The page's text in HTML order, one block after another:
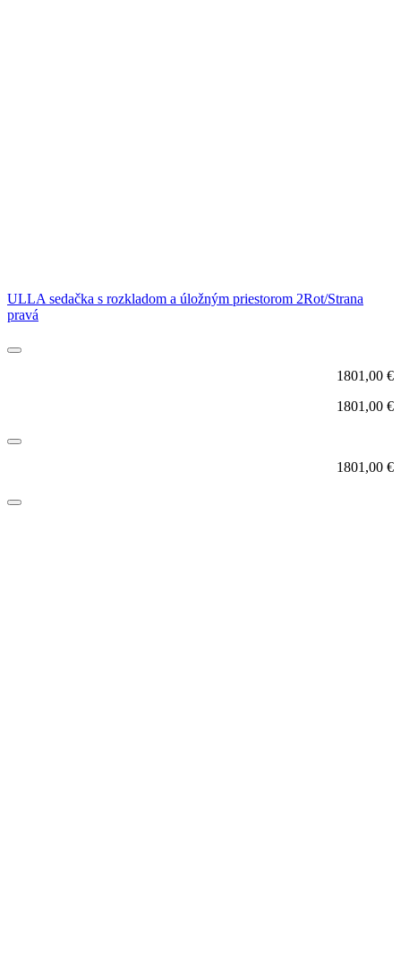
ULLA sedačka s rozkladom a úložným priestorom 2Rot/Strana
pravá
1801,00 €
1801,00 €
1801,00 €